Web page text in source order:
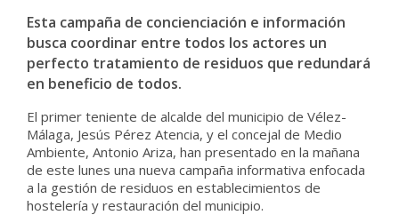
Esta campaña de concienciación e información
busca coordinar entre todos los actores un
perfecto tratamiento de residuos que redundará
en beneficio de todos.
El primer teniente de alcalde del municipio de Vélez-
Málaga, Jesús Pérez Atencia, y el concejal de Medio
Ambiente, Antonio Ariza, han presentado en la mañana
de este lunes una nueva campaña informativa enfocada
a la gestión de residuos en establecimientos de
hostelería y restauración del municipio.